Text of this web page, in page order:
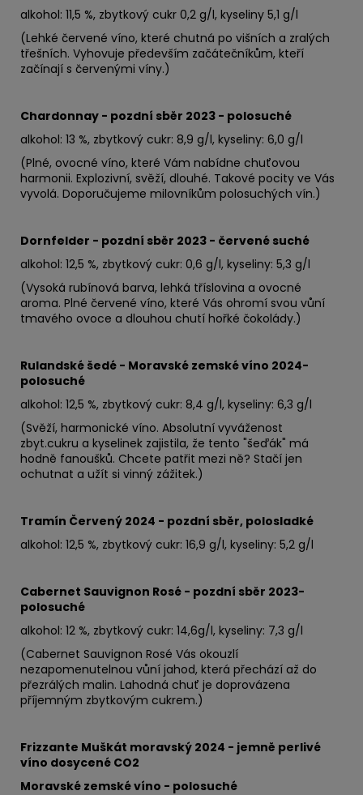
alkohol: 11,5 %, zbytkový cukr 0,2 g/l, kyseliny 5,1 g/l
(Lehké červené víno, které chutná po višních a zralých
třešních. Vyhovuje především začátečníkům, kteří
začínají s červenými víny.)
Chardonnay - pozdní sběr 2023 - polosuché
alkohol: 13 %, zbytkový cukr: 8,9 g/l, kyseliny: 6,0 g/l
(Plné, ovocné víno, které Vám nabídne chuťovou
harmonii. Explozivní, svěží, dlouhé. Takové pocity ve Vás
vyvolá. Doporučujeme milovníkům polosuchých vín.)
Dornfelder - pozdní sběr 2023 - červené suché
alkohol: 12,5 %, zbytkový cukr: 0,6 g/l, kyseliny: 5,3 g/l
(Vysoká rubínová barva, lehká tříslovina a ovocné
aroma. Plné červené víno, které Vás ohromí svou vůní
tmavého ovoce a dlouhou chutí hořké čokolády.)
Rulandské šedé - Moravské zemské víno 2024-
polosuché
alkohol: 12,5 %, zbytkový cukr: 8,4 g/l, kyseliny: 6,3 g/l
(Svěží, harmonické víno. Absolutní vyváženost
zbyt.cukru a kyselinek zajistila, že tento "šeďák" má
hodně fanoušků. Chcete patřit mezi ně? Stačí jen
ochutnat a užít si vinný zážitek.)
Tramín Červený 2024 - pozdní sběr, polosladké
alkohol: 12,5 %, zbytkový cukr: 16,9 g/l, kyseliny: 5,2 g/l
Cabernet Sauvignon Rosé - pozdní sběr 2023-
polosuché
alkohol: 12 %, zbytkový cukr: 14,6g/l, kyseliny: 7,3 g/l
(Cabernet Sauvignon Rosé Vás okouzlí
nezapomenutelnou vůní jahod, která přechází až do
přezrálých malin. Lahodná chuť je doprovázena
příjemným zbytkovým cukrem.)
Frizzante Muškát moravský 2024 - jemně perlivé
víno dosycené CO2
Moravské zemské víno - polosuché